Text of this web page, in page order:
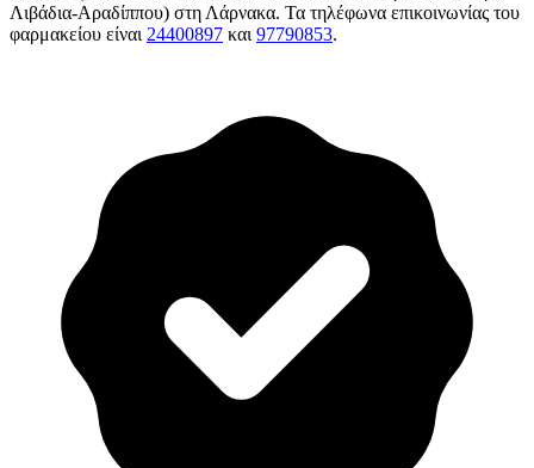
Λιβάδια-Αραδίππου) στη Λάρνακα. Τα τηλέφωνα επικοινωνίας του
φαρμακείου είναι 24400897 και 97790853.